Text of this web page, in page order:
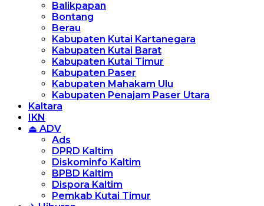
Balikpapan
Bontang
Berau
Kabupaten Kutai Kartanegara
Kabupaten Kutai Barat
Kabupaten Kutai Timur
Kabupaten Paser
Kabupaten Mahakam Ulu
Kabupaten Penajam Paser Utara
Kaltara
IKN
⏏ ADV
Ads
DPRD Kaltim
Diskominfo Kaltim
BPBD Kaltim
Dispora Kaltim
Pemkab Kutai Timur